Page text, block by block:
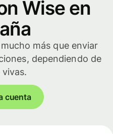
Wise en
más que enviar
dependiendo de
cuenta